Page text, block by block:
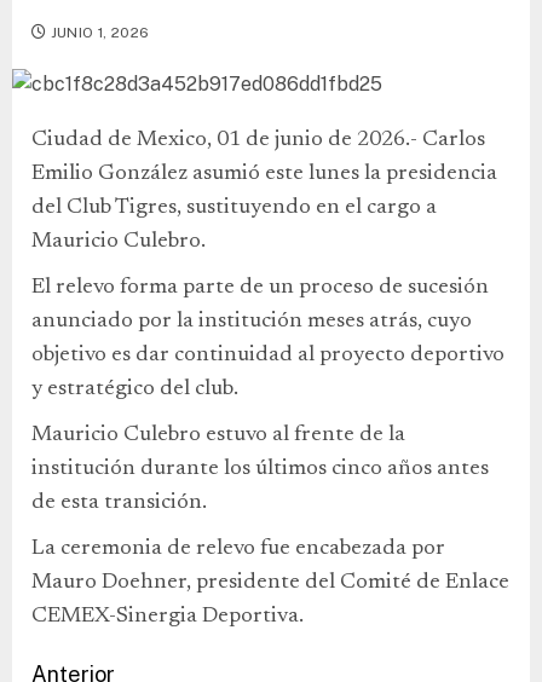
JUNIO 1, 2026
Ciudad de Mexico, 01 de junio de 2026.- Carlos
Emilio González asumió este lunes la presidencia
del Club Tigres, sustituyendo en el cargo a
Mauricio Culebro.
El relevo forma parte de un proceso de sucesión
anunciado por la institución meses atrás, cuyo
objetivo es dar continuidad al proyecto deportivo
y estratégico del club.
Mauricio Culebro estuvo al frente de la
institución durante los últimos cinco años antes
de esta transición.
La ceremonia de relevo fue encabezada por
Mauro Doehner, presidente del Comité de Enlace
CEMEX-Sinergia Deportiva.
Anterior